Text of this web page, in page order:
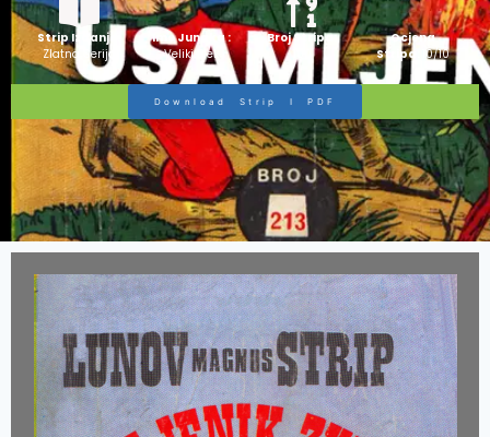
Strip Izdanje:
Zlatna Serija
Ime Junaka :
Veliki Blek
Broj Stripa:
Ocjena
Stripa:
10/10
Download Strip I PDF